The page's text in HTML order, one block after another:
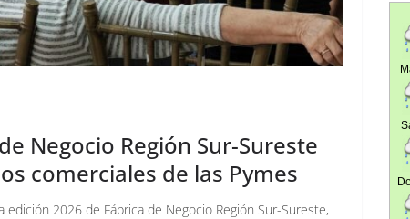
Negocio Región Sur-Sureste
comerciales de las Pymes
2026 de Fábrica de Negocio Región Sur-Sureste,